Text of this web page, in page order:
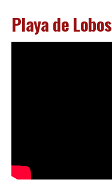
Playa de Lobos